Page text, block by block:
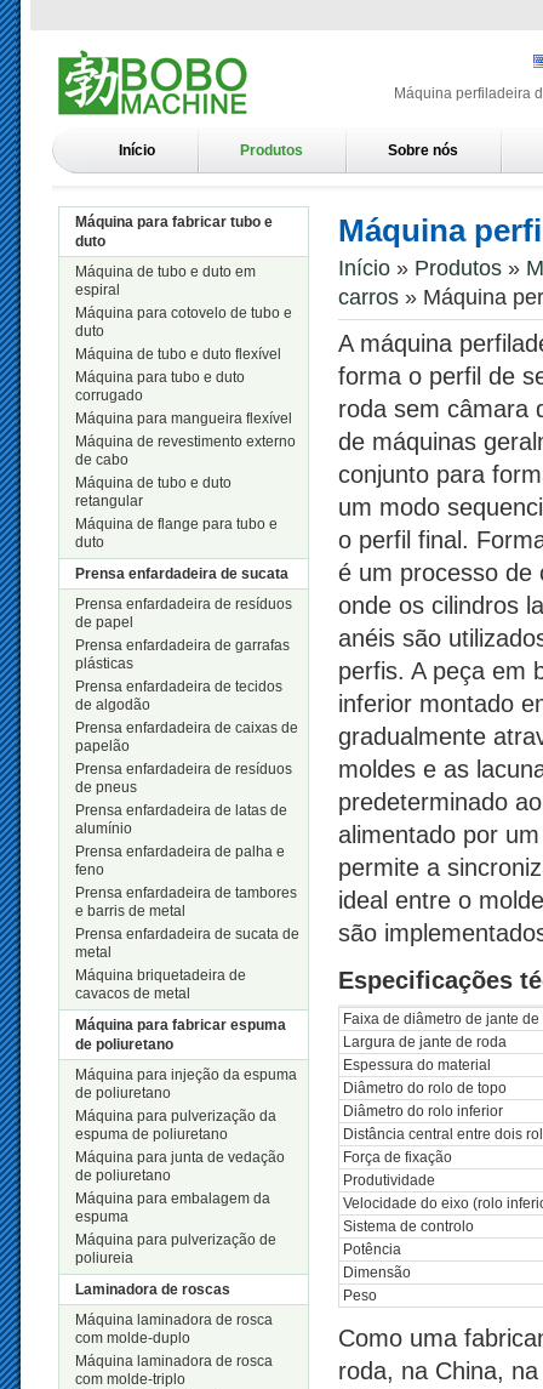
Máquina perfiladeira
Início Produtos Sobre nós
Máquina para fabricar tubo e
duto
Máquina de tubo e duto em
espiral
Máquina para cotovelo de tubo e
duto
Máquina de tubo e duto flexível
Máquina para tubo e duto
corrugado
Máquina para mangueira flexível
Máquina de revestimento externo
de cabo
Máquina de tubo e duto
retangular
Máquina de flange para tubo e
duto
Prensa enfardadeira de sucata
Prensa enfardadeira de resíduos
de papel
Prensa enfardadeira de garrafas
plásticas
Prensa enfardadeira de tecidos
de algodão
Prensa enfardadeira de caixas de
papelão
Prensa enfardadeira de resíduos
de pneus
Prensa enfardadeira de latas de
alumínio
Prensa enfardadeira de palha e
feno
Prensa enfardadeira de tambores
e barris de metal
Prensa enfardadeira de sucata de
metal
Máquina briquetadeira de
cavacos de metal
Máquina para fabricar espuma
de poliuretano
Máquina para injeção da espuma
de poliuretano
Máquina para pulverização da
espuma de poliuretano
Máquina para junta de vedação
de poliuretano
Máquina para embalagem da
espuma
Máquina para pulverização de
poliureia
Laminadora de roscas
Máquina laminadora de rosca
com molde-duplo
Máquina laminadora de rosca
com molde-triplo
Máquina
Início» Produtos»
carros» Máquina
A máquina
forma o perfil de
roda sem câmara
de máquinas
conjunto para
um modo
o perfil final.
é um processo de
onde os cilindros
anéis são
perfis. A peça em
inferior montado
gradualmente
moldes e as
predeterminado
alimentado por
permite a
ideal entre o
são
Especificações
Faixa de diâmetro de jante de
Largura de jante de roda
Espessura do material
Diâmetro do rolo de topo
Diâmetro do rolo inferior
Distância central entre dois
Força de fixação
Produtividade
Velocidade do eixo (rolo
Sistema de controlo
Potência
Dimensão
Peso
Como uma
roda, na China,